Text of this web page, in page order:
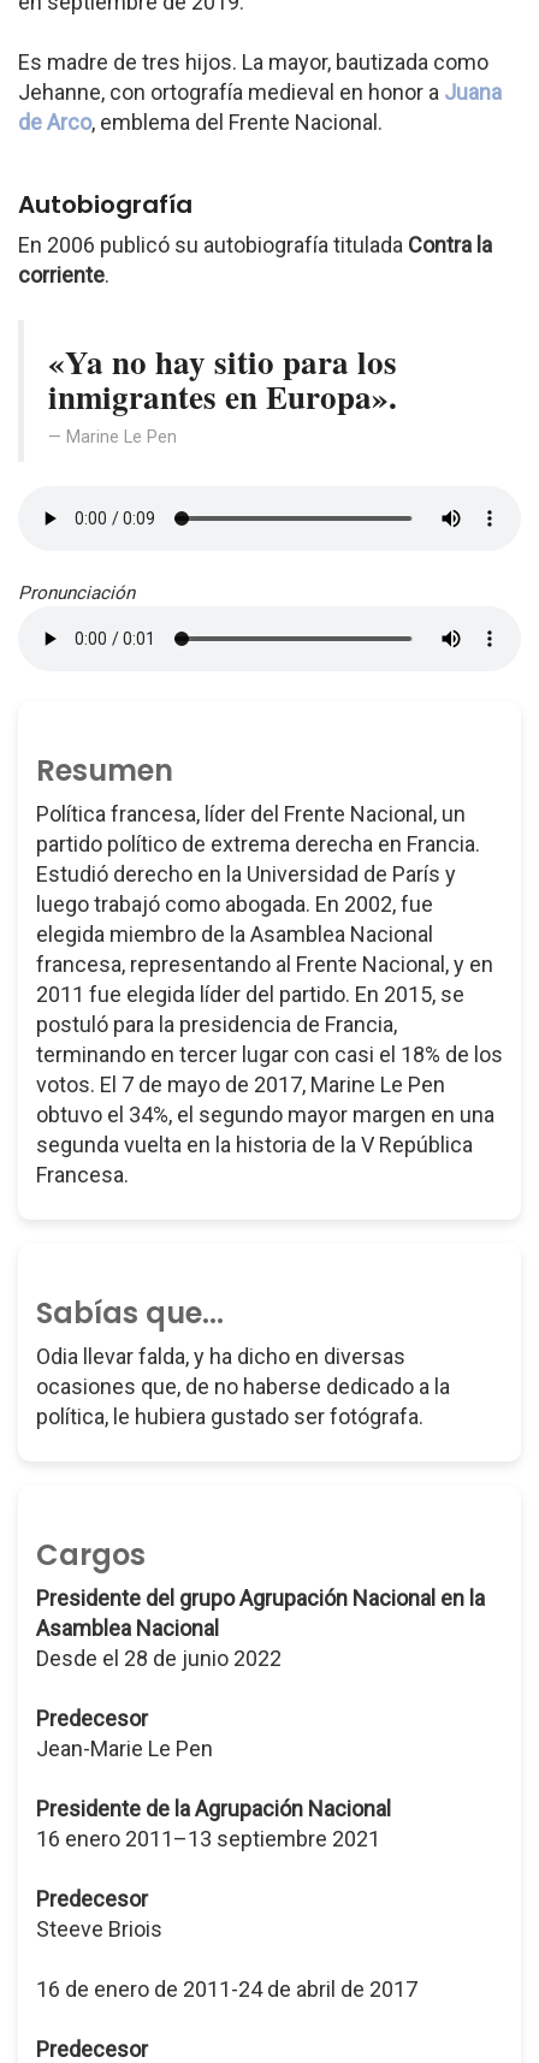
Es madre de tres hijos. La mayor, bautizada como
Jehanne, con ortografía medieval en honor a Juana
de Arco, emblema del Frente Nacional.
Autobiografía
En 2006 publicó su autobiografía titulada Contra la
corriente.
«Ya no hay sitio para los
inmigrantes en Europa».
Marine Le Pen
Pronunciación
Resumen
Política francesa, líder del Frente Nacional, un
partido político de extrema derecha en Francia.
Estudió derecho en la Universidad de París y
luego trabajó como abogada. En 2002, fue
elegida miembro de la Asamblea Nacional
francesa, representando al Frente Nacional, y en
2011 fue elegida líder del partido. En 2015, se
postuló para la presidencia de Francia,
terminando en tercer lugar con casi el 18% de los
votos. El 7 de mayo de 2017, Marine Le Pen
obtuvo el 34%, el segundo mayor margen en una
segunda vuelta en la historia de la V República
Francesa.
Sabías que...
Odia llevar falda, y ha dicho en diversas
ocasiones que, de no haberse dedicado a la
política, le hubiera gustado ser fotógrafa.
Cargos
Presidente del grupo Agrupación Nacional en la
Asamblea Nacional
Desde el 28 de junio 2022
Predecesor
Jean-Marie Le Pen
Presidente de la Agrupación Nacional
16 enero 2011–13 septiembre 2021
Predecesor
Steeve Briois
16 de enero de 2011-24 de abril de 2017
Predecesor